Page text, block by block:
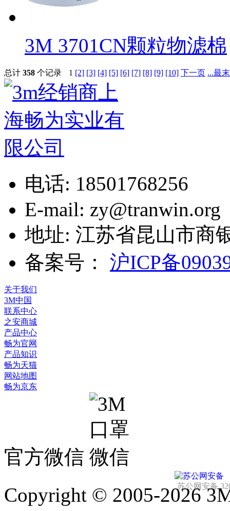
3M 3701CN颗粒物滤棉
总计 358 个记录 1 [2] [3] [4] [5] [6] [7] [8] [9] [10] 下一页 ...最
电话: 18501768256
E-mail: zy@tranwin.org
地址: 江苏省昆山市商
备案号： 沪ICP备
关于我们
3M中国
联系中心
之安商城
产品中心
畅为官网
产品知识
畅为天猫
网站地图
畅为京东
官方微信
苏公网安备
Copyright © 2005-2026